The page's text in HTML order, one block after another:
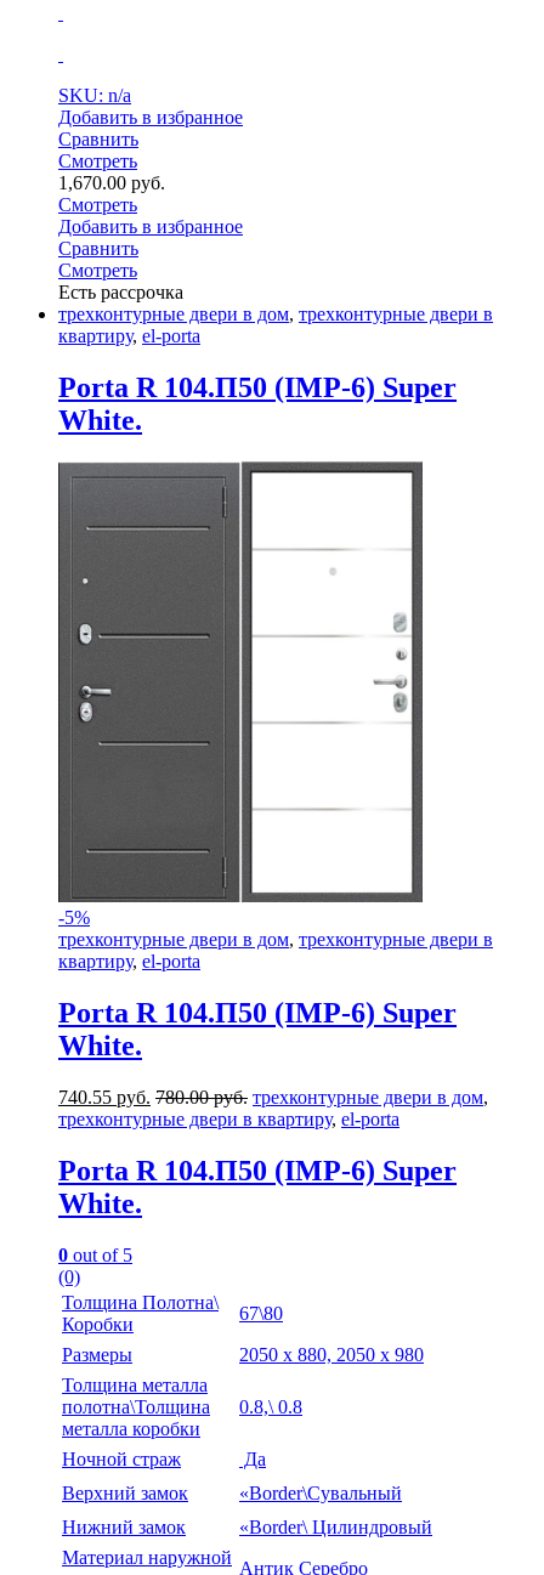
SKU: n/a
Добавить в избранное
Сравнить
Смотреть
1,670.00 руб.
Смотреть
Добавить в избранное
Сравнить
Смотреть
Есть рассрочка
трехконтурные двери в дом, трехконтурные двери в
квартиру, el-porta
Porta R 104.П50 (IMP-6) Super
White.
-5%
трехконтурные двери в дом, трехконтурные двери в
квартиру, el-porta
Porta R 104.П50 (IMP-6) Super
White.
740.55 руб. 780.00руб. трехконтурные двери в дом,
трехконтурные двери в квартиру, el-porta
Porta R 104.П50 (IMP-6) Super
White.
0 out of 5
(0)
Толщина Полотна\
Коробки
67\80
Размеры
2050 х 880, 2050 х 980
Толщина металла
полотна\Толщина
металла коробки
0.8,\ 0.8
Ночной страж
Да
Верхний замок
«Border\Сувальный
Нижний замок
«Border\ Цилиндровый
Материал наружной
Антик Серебро